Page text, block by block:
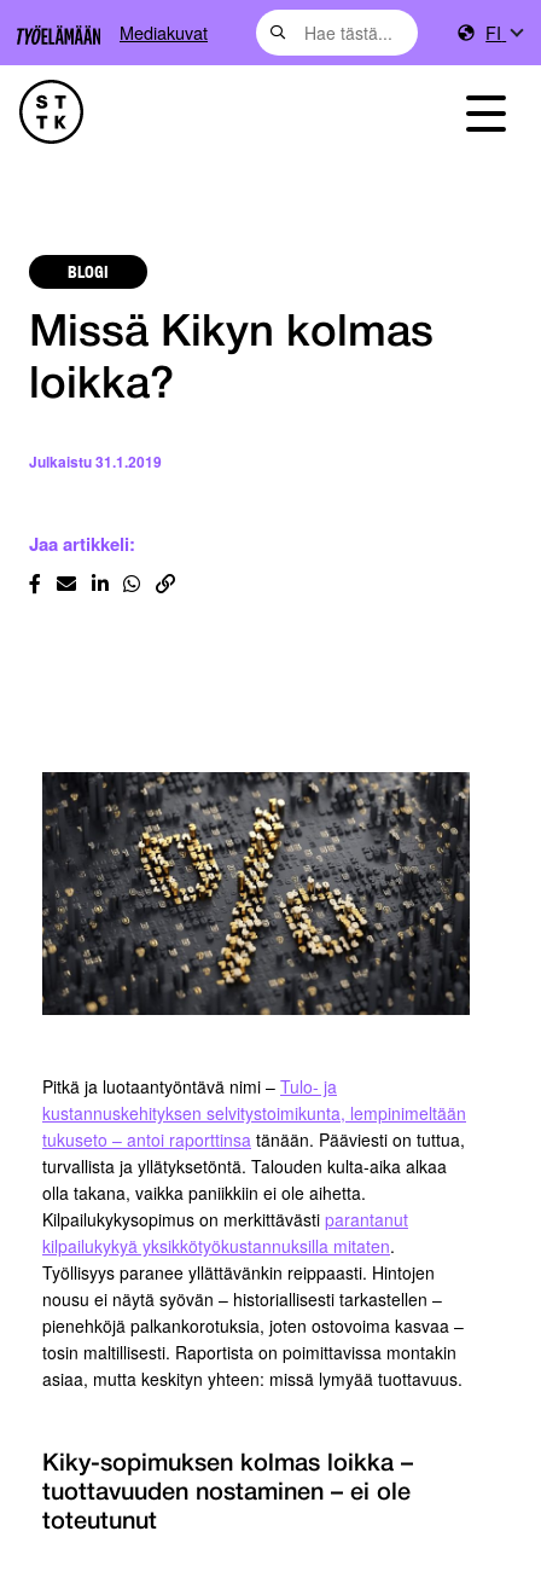
Mediakuvat FI
BLOGI
Missä Kikyn kolmas
loikka?
Julkaistu31.1.2019
Jaa artikkeli:
Pitkä ja luotaantyöntävä nimi – Tulo- ja
kustannuskehityksen selvitystoimikunta, lempinimeltään
tukuseto – antoi raporttinsa tänään. Pääviesti on tuttua,
turvallista ja yllätyksetöntä. Talouden kulta-aika alkaa
olla takana, vaikka paniikkiin ei ole aihetta.
Kilpailukykysopimus on merkittävästi parantanut
kilpailukykyä yksikkötyökustannuksilla mitaten.
Työllisyys paranee yllättävänkin reippaasti. Hintojen
nousu ei näytä syövän – historiallisesti tarkastellen –
pienehköjä palkankorotuksia, joten ostovoima kasvaa –
tosin maltillisesti. Raportista on poimittavissa montakin
asiaa, mutta keskityn yhteen: missä lymyää tuottavuus.
Kiky-sopimuksen kolmas loikka –
tuottavuuden nostaminen – ei ole
toteutunut